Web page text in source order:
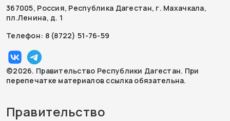
367005, Россия, Республика Дагестан, г. Махачкала,
пл.Ленина, д. 1
Телефон: 8 (8722) 51-76-59
©2026. Правительство Республики Дагестан. При
перепечатке материалов ссылка обязательна.
Правительство